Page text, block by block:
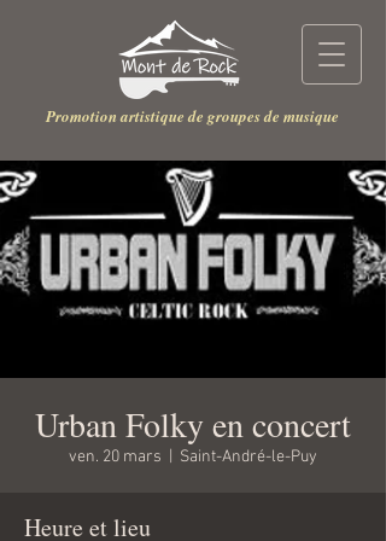
Promotion artistique de groupes de musique
Urban Folky en concert
ven. 20 mars Saint-André-le-Puy
Heure et lieu